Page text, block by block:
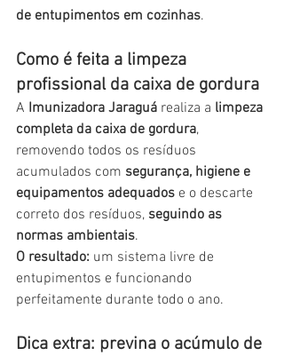
de entupimentos em cozinhas.
Como é feita a limpeza
profissional da caixa de gordura
A Imunizadora Jaraguá realiza a limpeza
completa da caixa de gordura,
removendo todos os resíduos
acumulados com segurança, higiene e
equipamentos adequados e o descarte
correto dos resíduos, seguindo as
normas ambientais.
O resultado: um sistema livre de
entupimentos e funcionando
perfeitamente durante todo o ano.
Dica extra: previna o acúmulo de